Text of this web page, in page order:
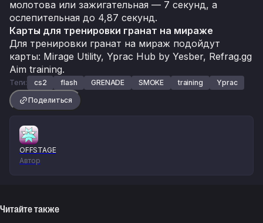
молотова или зажигательная — 7 секунд, а
ослепительная до 4,87 секунд.
Карты для тренировки гранат на мираже
Для тренировки гранат на мираж подойдут
карты: Mirage Utility, Yprac Hub by Yesber, Refrag.gg
Aim training.
Теги: cs2 flash GRENADE SMOKE training
Yprac
Поделиться
OFFSTAGE
Автор
Читайте также